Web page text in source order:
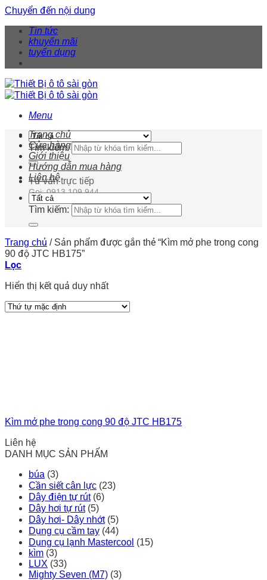
Chuyển đến nội dung
Tin tức
khuyến mãi
tuyển dụng
Menu
Tìm kiếm:
Tư vấn trực tiếp
Gọi: 0913 109 944
Trang chủ
Cửa hàng
Giới thiệu
Hướng dẫn mua hàng
Liên hệ
Tìm kiếm:
Trang chủ /Sản phẩm được gắn thẻ “Kìm mở phe trong cong
90 độ JTC HB175”
Lọc
Hiển thị kết quả duy nhất
Kìm mở phe trong cong 90 độ JTC HB175
Liên hệ
DANH MỤC SẢN PHẨM
búa (3)
Cần siết cân lực (23)
Dây điện tự rút (6)
Dây hơi tự rút (5)
Dây hơi- Dây nhớt (5)
Dụng cụ cầm tay (44)
Dụng cụ lạnh Mastercool (15)
kìm (3)
LUX (33)
Mighty Seven (M7) (3)